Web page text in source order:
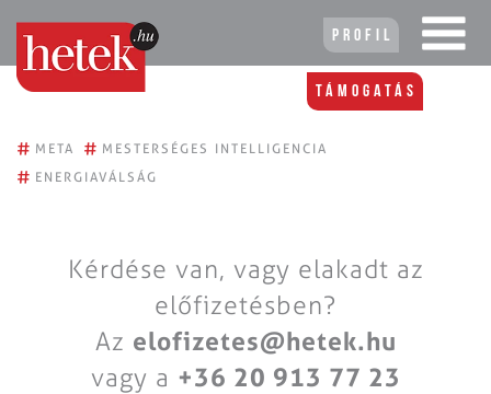
Profil
Támogatás
# META # MESTERSÉGES INTELLIGENCIA
# ENERGIAVÁLSÁG
Kérdése van, vagy elakadt az
előfizetésben?
Az elofizetes@hetek.hu
vagy a +36 20 913 77 23